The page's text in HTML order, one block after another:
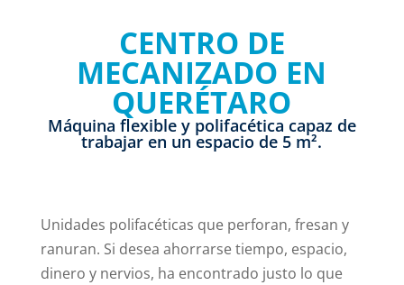
CENTRO DE
MECANIZADO EN
QUERÉTARO
Máquina flexible y polifacética capaz de
trabajar en un espacio de 5 m².
Unidades polifacéticas que perforan, fresan y
ranuran. Si desea ahorrarse tiempo, espacio,
dinero y nervios, ha encontrado justo lo que